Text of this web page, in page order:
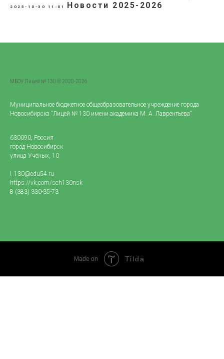
2025-10-30 11:01 Новости 2025-2026
МБОУ Лицей № 130 © 2020-2026
Муниципальное бюджетное общеобразовательное учреждение города
Новосибирска "Лицей № 130 имени академика М. А. Лаврентьева"
630090, Россия
город Новосибирск
улица Учёных, 10
l_130@edu54.ru
https://vk.com/sch130nsk
8 (383) 330-35-73
Made on Tilda